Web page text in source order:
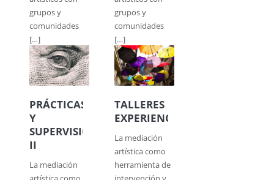
grupos y
comunidades
[…]
grupos y
comunidades
[…]
PRÁCTICAS
Y
SUPERVISIÓN
II
La mediación
TALLERES
EXPERIENCIALES
La mediación
artística como
herramienta de